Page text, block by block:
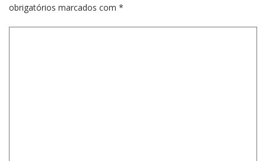
obrigatórios marcados com *